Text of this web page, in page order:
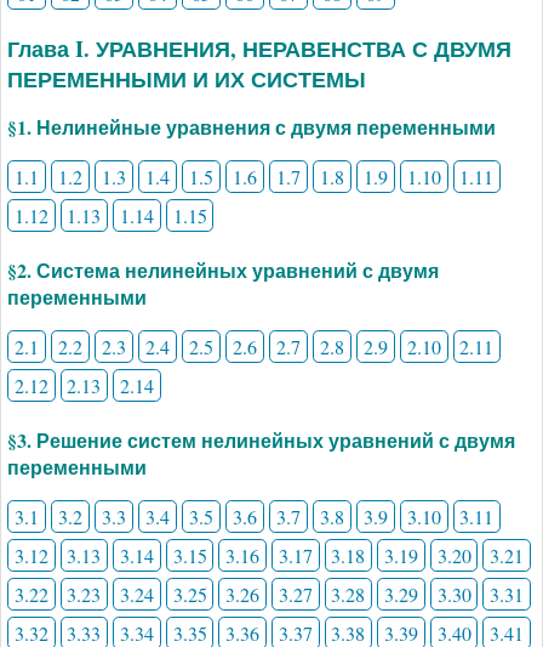
Глава I. УРАВНЕНИЯ, НЕРАВЕНСТВА С ДВУМЯ
ПЕРЕМЕННЫМИ И ИХ СИСТЕМЫ
§1. Нелинейные уравнения с двумя переменными
1.1 1.2 1.3 1.4 1.5 1.6 1.7 1.8 1.9 1.10
1.11
1.12
1.13 1.14 1.15
§2. Система нелинейных уравнений с двумя
переменными
2.1 2.2 2.3 2.4 2.5 2.6 2.7 2.8 2.9 2.10
2.11
2.12
2.13 2.14
§3. Решение систем нелинейных уравнений с двумя
переменными
3.1 3.2 3.3 3.4 3.5 3.6 3.7 3.8 3.9 3.10
3.11
3.12
3.13 3.14 3.15 3.16 3.17 3.18 3.19 3.20
3.21
3.22
3.23 3.24 3.25 3.26 3.27 3.28 3.29 3.30
3.31
3.32
3.33 3.34 3.35 3.36 3.37 3.38 3.39 3.40
3.41